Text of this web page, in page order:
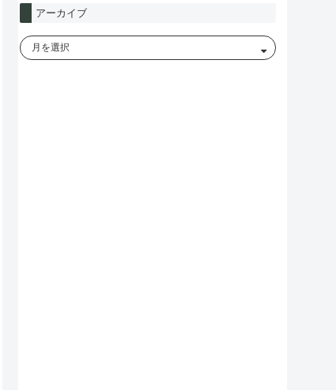
アーカイブ